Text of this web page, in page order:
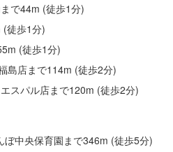
で44m (徒歩1分)
(徒歩1分)
(徒歩1分)
島店まで114m (徒歩2分)
スパル店まで120m (徒歩2分)
中央保育園まで346m (徒歩5分)